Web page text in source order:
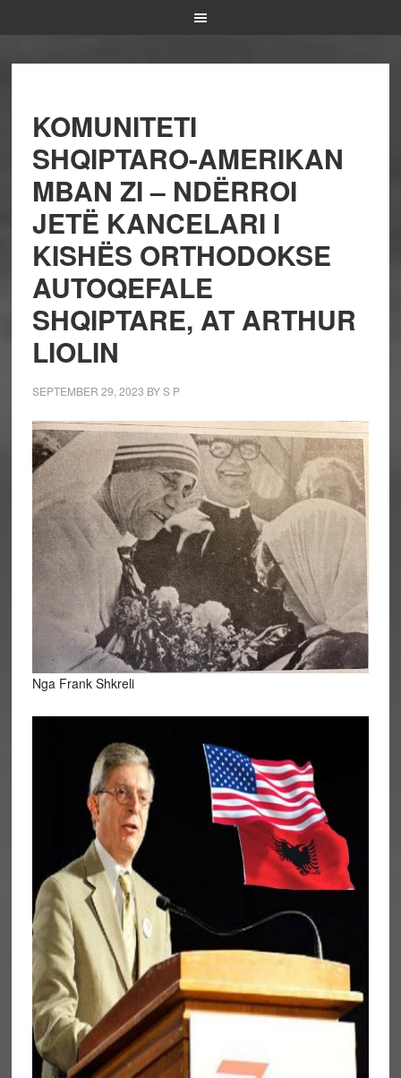
KOMUNITETI
SHQIPTARO-AMERIKAN
MBAN ZI – NDËRROI
JETË KANCELARI I
KISHËS ORTHODOKSE
AUTOQEFALE
SHQIPTARE, AT ARTHUR
LIOLIN
SEPTEMBER 29, 2023 BYS P
Nga Frank Shkreli